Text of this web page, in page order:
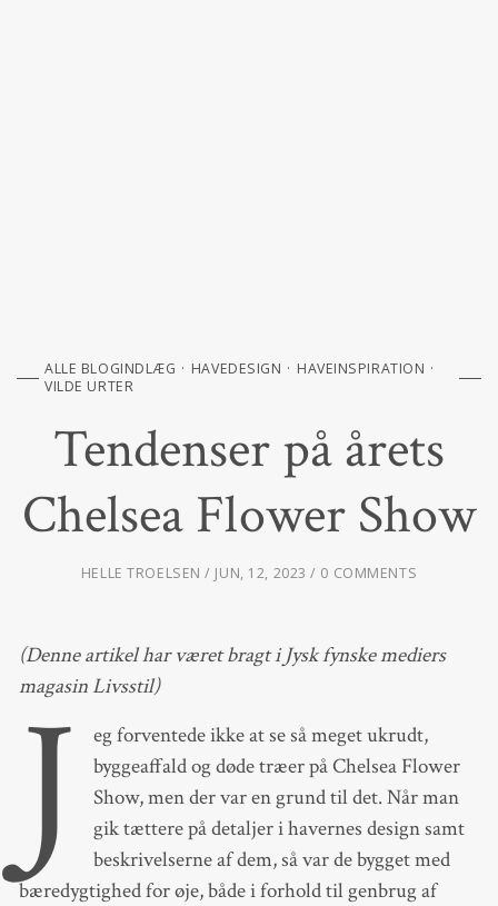
ALLE BLOGINDLÆG HAVEDESIGN
HAVEINSPIRATION
VILDE URTER
Tendenser på årets
Chelsea Flower Show
HELLE TROELSEN JUN, 12, 2023 0 COMMENTS
(Denne artikel har været bragt i Jysk fynske mediers
magasin Livsstil)
J
eg forventede ikke at se så meget ukrudt,
byggeaffald og døde træer på Chelsea Flower
Show, men der var en grund til det. Når man
gik tættere på detaljer i havernes design samt
beskrivelserne af dem, så var de bygget med
bæredygtighed for øje, både i forhold til genbrug af